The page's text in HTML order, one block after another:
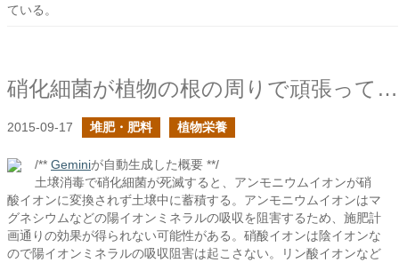
ている。
硝化細菌が植物の根の周りで頑張ってる
2015-09-17 堆肥・肥料 植物栄養
/** Geminiが自動生成した概要 **/
土壌消毒で硝化細菌が死滅すると、アンモニウムイオンが硝
酸イオンに変換されず土壌中に蓄積する。アンモニウムイオンはマ
グネシウムなどの陽イオンミネラルの吸収を阻害するため、施肥計
画通りの効果が得られない可能性がある。硝酸イオンは陰イオンな
ので陽イオンミネラルの吸収阻害は起こさない。リン酸イオンなど